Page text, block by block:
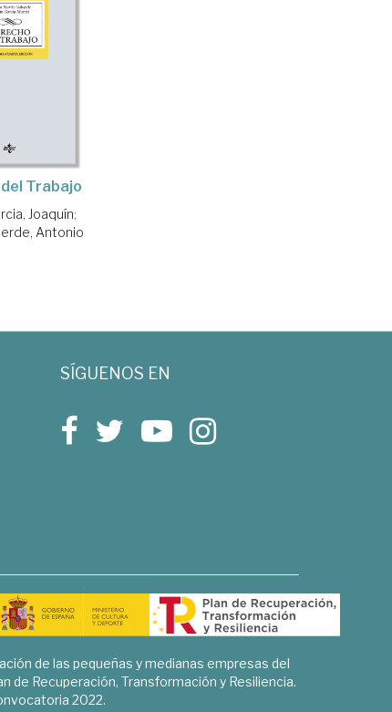
Trabajo
Joaquín;
Antonio
SÍGUENOS EN
de las pequeñas y medianas empresas del
de Recuperación, Transformación y Resiliencia.
2022.